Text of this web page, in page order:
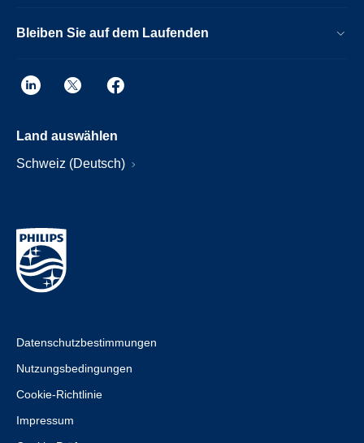
Bleiben Sie auf dem Laufenden
Land auswählen
Schweiz (Deutsch)
Datenschutzbestimmungen
Nutzungsbedingungen
Cookie-Richtlinie
Impressum